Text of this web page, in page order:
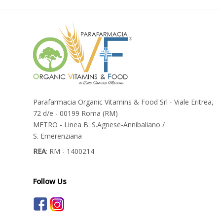
Parafarmacia Organic Vitamins & Food Srl - Viale Eritrea,
72 d/e - 00199 Roma (RM)
METRO - Linea B: S.Agnese-Annibaliano /
S. Emerenziana
REA: RM - 1400214
Follow Us